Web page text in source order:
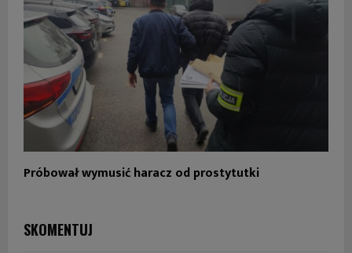
Próbował wymusić haracz od prostytutki
SKOMENTUJ